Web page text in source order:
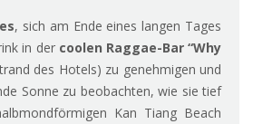
, sich am Ende eines langen Tages
in dercoolen Raggae-Bar “Why
des Hotels) zu genehmigen und
Sonne zu beobachten, wie sie tief
Kan Tiang Beach